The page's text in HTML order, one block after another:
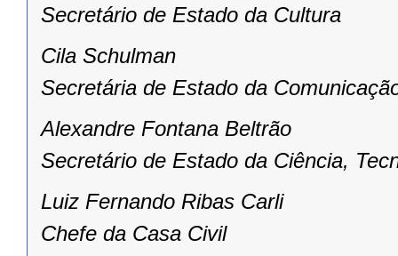
Secretário de Estado da Cultura
Cila Schulman
Secretária de Estado da
Alexandre Fontana Beltrão
Secretário de Estado da Ciência,
Luiz Fernando Ribas Carli
Chefe da Casa Civil